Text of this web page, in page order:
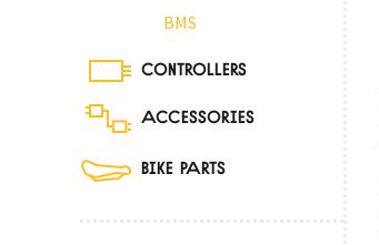
BMS
CONTROLLERS
ACCESSORIES
BIKE PARTS